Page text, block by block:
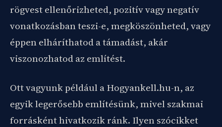
rögvest ellenőrizheted, pozitív vagy negatív
vonatkozásban teszi-e, megköszönheted, vagy
éppen elháríthatod a támadást, akár
viszonozhatod az említést.
Ott vagyunk például a Hogyankell.hu-n, az
egyik legerősebb említésünk, mivel szakmai
forrásként hivatkozik ránk. Ilyen szócikket